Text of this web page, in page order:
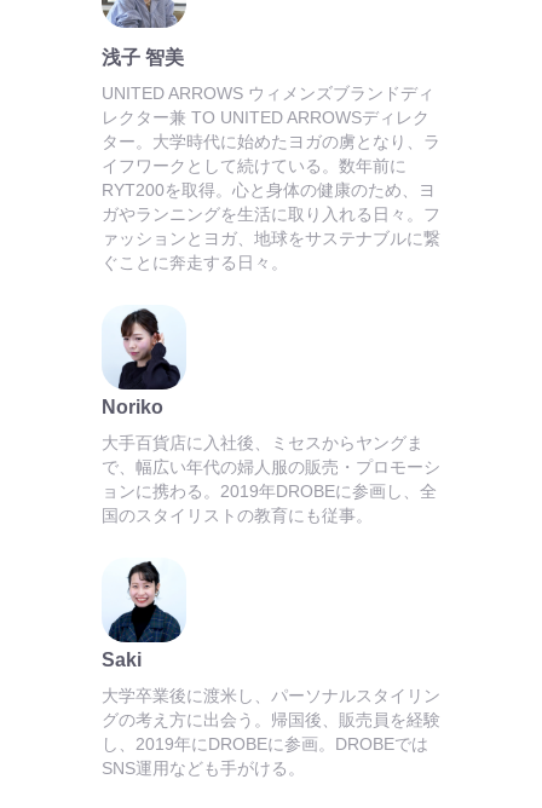
浅子 智美
UNITED ARROWS ウィメンズブランドディ
レクター兼 TO UNITED ARROWSディレク
ター。大学時代に始めたヨガの虜となり、ラ
イフワークとして続けている。数年前に
RYT200を取得。心と身体の健康のため、ヨ
ガやランニングを生活に取り入れる日々。フ
ァッションとヨガ、地球をサステナブルに繋
ぐことに奔走する日々。
Noriko
大手百貨店に入社後、ミセスからヤングま
で、幅広い年代の婦人服の販売・プロモーシ
ョンに携わる。2019年DROBEに参画し、全
国のスタイリストの教育にも従事。
Saki
大学卒業後に渡米し、パーソナルスタイリン
グの考え方に出会う。帰国後、販売員を経験
し、2019年にDROBEに参画。DROBEでは
SNS運用なども手がける。